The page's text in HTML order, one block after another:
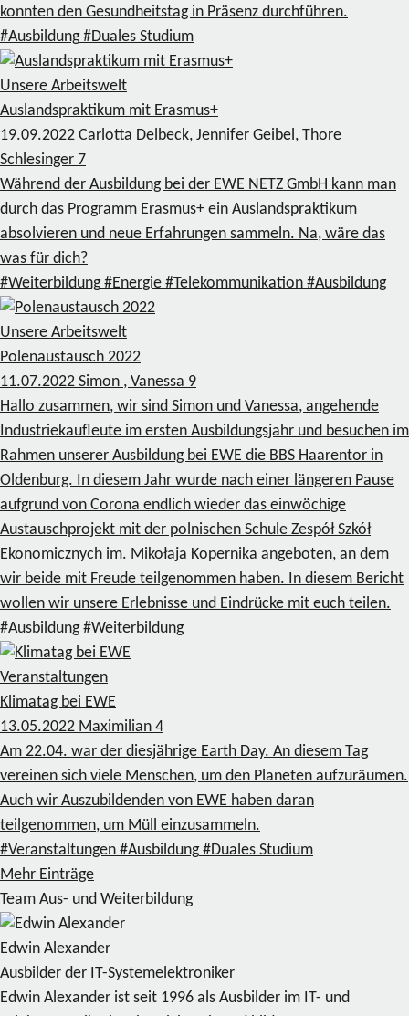
konnten den Gesundheitstag in Präsenz durchführen.
#Ausbildung #Duales Studium
Unsere Arbeitswelt
Auslandspraktikum mit Erasmus+
19.09.2022 Carlotta Delbeck, Jennifer Geibel, Thore
Schlesinger 7
Während der Ausbildung bei der EWE NETZ GmbH kann man
durch das Programm Erasmus+ ein Auslandspraktikum
absolvieren und neue Erfahrungen sammeln. Na, wäre das
was für dich?
#Weiterbildung #Energie #Telekommunikation #Ausbildung
Unsere Arbeitswelt
Polenaustausch 2022
11.07.2022 Simon , Vanessa 9
Hallo zusammen, wir sind Simon und Vanessa, angehende
Industriekaufleute im ersten Ausbildungsjahr und besuchen im
Rahmen unserer Ausbildung bei EWE die BBS Haarentor in
Oldenburg. In diesem Jahr wurde nach einer längeren Pause
aufgrund von Corona endlich wieder das einwöchige
Austauschprojekt mit der polnischen Schule Zespół Szkół
Ekonomicznych im. Mikołaja Kopernika angeboten, an dem
wir beide mit Freude teilgenommen haben. In diesem Bericht
wollen wir unsere Erlebnisse und Eindrücke mit euch teilen.
#Ausbildung #Weiterbildung
Veranstaltungen
Klimatag bei EWE
13.05.2022 Maximilian 4
Am 22.04. war der diesjährige Earth Day. An diesem Tag
vereinen sich viele Menschen, um den Planeten aufzuräumen.
Auch wir Auszubildenden von EWE haben daran
teilgenommen, um Müll einzusammeln.
#Veranstaltungen #Ausbildung #Duales Studium
Mehr Einträge
Team Aus- und Weiterbildung
Edwin Alexander
Ausbilder der IT-Systemelektroniker
Edwin Alexander ist seit 1996 als Ausbilder im IT- und